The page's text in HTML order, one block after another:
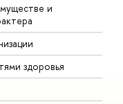
и
здоровья